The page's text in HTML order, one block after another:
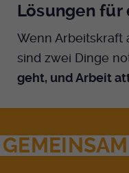
Lösungen für
Wenn Arbeitskraft
sind zwei Dinge
geht, und Arbeit